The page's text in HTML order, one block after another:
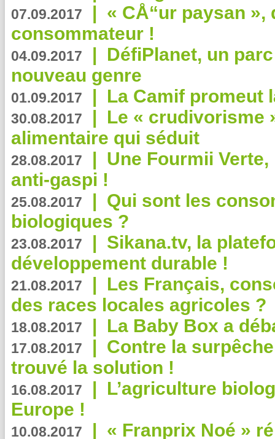
07.09.2017 | « CÅ“ur paysan
consommateur !
04.09.2017 | DéfiPlanet, un
nouveau genre
01.09.2017 | La Camif promeut
30.08.2017 | Le « crudivorisme
alimentaire qui séduit
28.08.2017 | Une Fourmii
anti-gaspi !
25.08.2017 | Qui sont les
biologiques ?
23.08.2017 | Sikana.tv, la
développement durable !
21.08.2017 | Les Français,
des races locales agricoles ?
18.08.2017 | La Baby Box a
17.08.2017 | Contre la
trouvé la solution !
16.08.2017 | L’agriculture
Europe !
10.08.2017 | « Franprix Noé »